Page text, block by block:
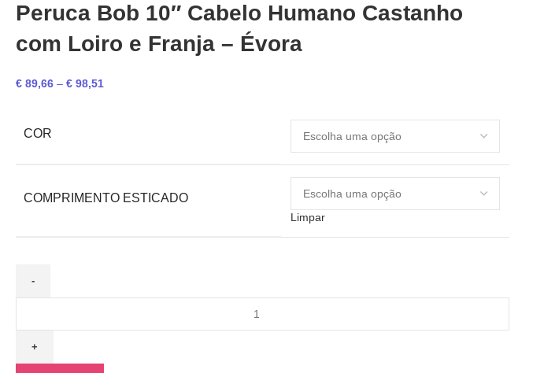
Peruca Bob 10″ Cabelo Humano Castanho
com Loiro e Franja – Évora
€ 89,66 – € 98,51
COR
COMPRIMENTO ESTICADO
Limpar